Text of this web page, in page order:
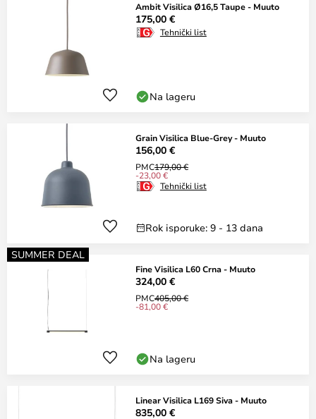
Ambit Visilica Ø16,5 Taupe - Muuto
175,00 €
Tehnički list
Na lageru
Grain Visilica Blue-Grey - Muuto
156,00 €
PMC179,00 €
-23,00 €
Tehnički list
Rok isporuke: 9 - 13 dana
SUMMER DEAL
Fine Visilica L60 Crna - Muuto
324,00 €
PMC405,00 €
-81,00 €
Na lageru
Linear Visilica L169 Siva - Muuto
835,00 €